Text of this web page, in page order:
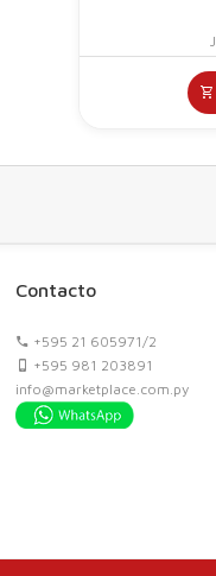
Contacto
+595 21 605971/2
+595 981 203891
info@marketplace.com.py